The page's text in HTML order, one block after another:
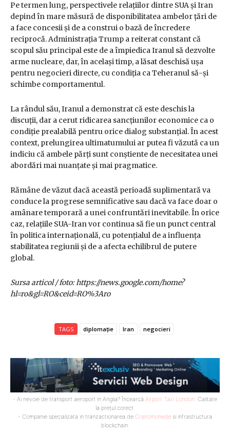
Pe termen lung, perspectivele relațiilor dintre SUA și Iran
depind în mare măsură de disponibilitatea ambelor țări de
a face concesii și de a construi o bază de încredere
reciprocă. Administrația Trump a reiterat constant că
scopul său principal este de a împiedica Iranul să dezvolte
arme nucleare, dar, în același timp, a lăsat deschisă ușa
pentru negocieri directe, cu condiția ca Teheranul să-și
schimbe comportamentul.
La rândul său, Iranul a demonstrat că este deschis la
discuții, dar a cerut ridicarea sancțiunilor economice ca o
condiție prealabilă pentru orice dialog substanțial. În acest
context, prelungirea ultimatumului ar putea fi văzută ca un
indiciu că ambele părți sunt conștiente de necesitatea unei
abordări mai nuanțate și mai pragmatice.
Rămâne de văzut dacă această perioadă suplimentară va
conduce la progrese semnificative sau dacă va face doar o
amânare temporară a unei confruntări inevitabile. În orice
caz, relațiile SUA-Iran vor continua să fie un punct central
în politica internațională, cu potențialul de a influența
stabilitatea regiunii și de a afecta echilibrul de putere
global.
Sursa articol / foto: https://news.google.com/home?
hl=ro&gl=RO&ceid=RO%3Aro
TAGS diplomație Iran negocieri
- Ai nevoie de transport aeroport in Anglia? Încearcă Airport Taxi London. Calitate
la prețul corect.
- Companie specializata in tranzactionarea de Criptomonede si infrastructura
blockchain.